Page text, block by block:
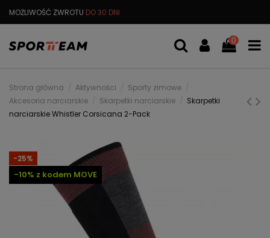
MOŻLIWOŚĆ ZWROTU DO 30 DNI
0
Strona główna Aktywności
Sporty zimowe
Akcesoria narciarskie
Skarpetki narciarskie
Skarpetki
narciarskie Whistler Corsicana 2-Pack
-25%
-10% z kodem MOVE